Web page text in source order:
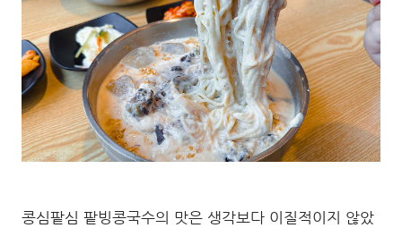
콩심팥심 팥빙콩국수의 맛은 생각보다 이질적이지 않았